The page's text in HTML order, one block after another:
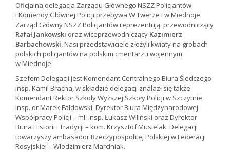
Oficjalna delegacja Zarządu Głównego NSZZ Policjantów
i Komendy Głównej Policji przebywa W Twerze i w Miednoje.
Zarząd Główny NSZZ Policjantów reprezentują: przewodniczący
Rafał Jankowski oraz wiceprzewodniczący Kazimierz
Barbachowski.Nasi przedstawiciele złożyli kwiaty na grobach
polskich policjantów na polskim cmentarzu wojennym
w Miednoje.
Szefem Delegacji jest Komendant Centralnego Biura Śledczego
insp. Kamil Bracha, w składzie delegacji znalazł się także
Komendant Rektor Szkoły Wyższej Szkoły Policji w Szczytnie
insp. dr Marek Fałdowski, Dyrektor Biura Międzynarodowej
Współpracy Policji – mł. insp. Łukasz Wiliński oraz Dyrektor
Biura Historii i Tradycji – kom. Krzysztof Musielak. Delegacji
towarzyszy ambasador Rzeczypospolitej Polskiej w Federacji
Rosyjskiej – Włodzimierz Marciniak.